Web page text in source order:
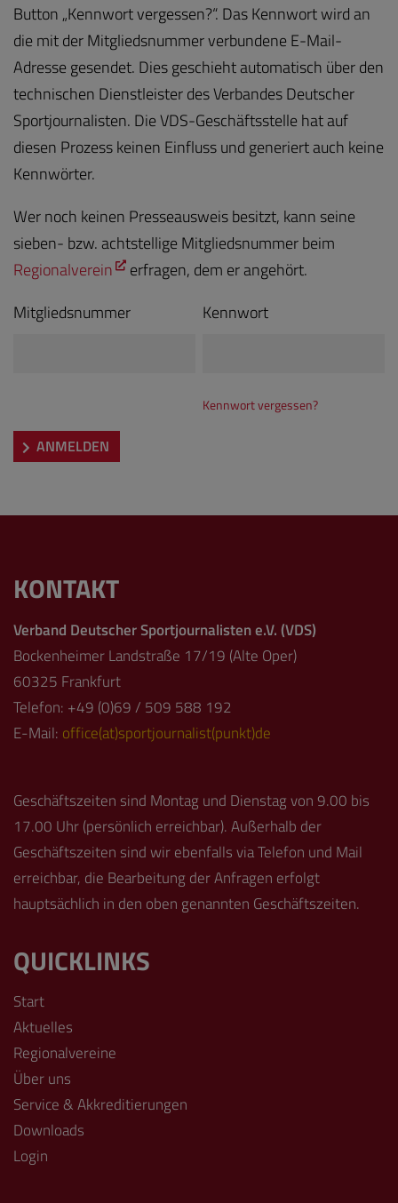
Button „Kennwort vergessen?“. Das Kennwort wird an
die mit der Mitgliedsnummer verbundene E-Mail-
Adresse gesendet. Dies geschieht automatisch über den
technischen Dienstleister des Verbandes Deutscher
Sportjournalisten. Die VDS-Geschäftsstelle hat auf
diesen Prozess keinen Einfluss und generiert auch keine
Kennwörter.
Wer noch keinen Presseausweis besitzt, kann seine
sieben- bzw. achtstellige Mitgliedsnummer beim
Regionalverein
erfragen, dem er angehört.
Mitgliedsnummer
Kennwort
Kennwort vergessen?
ANMELDEN
KONTAKT
Verband Deutscher Sportjournalisten e.V. (VDS)
Bockenheimer Landstraße 17/19 (Alte Oper)
60325 Frankfurt
Telefon: +49 (0)69 / 509 588 192
E-Mail: office(at)sportjournalist(punkt)de
Geschäftszeiten sind Montag und Dienstag von 9.00 bis
17.00 Uhr (persönlich erreichbar). Außerhalb der
Geschäftszeiten sind wir ebenfalls via Telefon und Mail
erreichbar, die Bearbeitung der Anfragen erfolgt
hauptsächlich in den oben genannten Geschäftszeiten.
QUICKLINKS
Start
Aktuelles
Regionalvereine
Über uns
Service & Akkreditierungen
Downloads
Login